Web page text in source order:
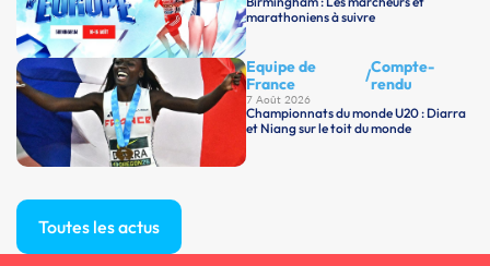
marathoniens à suivre
Equipe de
France
/Compte-
rendu
7 Août 2026
Championnats du monde U20 : Diarra
et Niang sur le toit du monde
Toutes les actus